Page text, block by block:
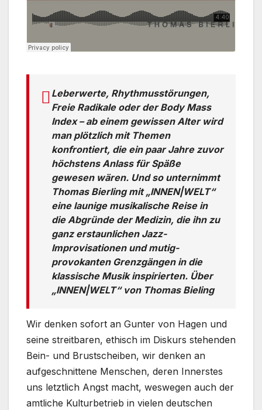
Leberwerte, Rhythmusstörungen,
Freie Radikale oder der Body Mass
Index – ab einem gewissen Alter wird
man plötzlich mit Themen
konfrontiert, die ein paar Jahre zuvor
höchstens Anlass für Späße
gewesen wären. Und so unternimmt
Thomas Bierling mit „INNEN|WELT“
eine launige musikalische Reise in
die Abgründe der Medizin, die ihn zu
ganz erstaunlichen Jazz-
Improvisationen und mutig-
provokanten Grenzgängen in die
klassische Musik inspirierten. Über
„INNEN|WELT“ von Thomas Bieling
Wir denken sofort an Gunter von Hagen und
seine streitbaren, ethisch im Diskurs stehenden
Bein- und Brustscheiben, wir denken an
aufgeschnittene Menschen, deren Innerstes
uns letztlich Angst macht, weswegen auch der
amtliche Kulturbetrieb in vielen deutschen